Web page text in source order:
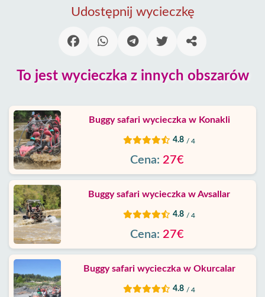
Blog
Google
opinie
nas
Usługi
Warunki
Polityka
Prywatności
Udostępnij wycieczkę
To jest wycieczka z innych obszarów
Buggy safari wycieczka w Konakli
4.8 / 4
Cena: 27€
Buggy safari wycieczka w Avsallar
4.8 / 4
Cena: 27€
Buggy safari wycieczka w Okurcalar
4.8 / 4